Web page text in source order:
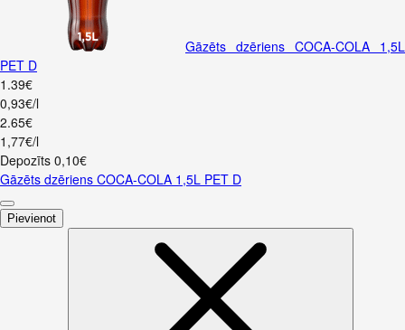
Gāzēts dzēriens COCA-COLA 1,5L
PET D
1 .39€
0,93€/l
2.65€
1,77€/l
Depozīts 0,10€
Gāzēts dzēriens COCA-COLA 1,5L PET D
Pievienot